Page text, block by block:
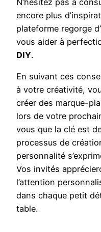
N’hésitez pas à
encore plus
plateforme regorge
vous aider à
DIY.
En suivant ces
à votre créativité,
créer des marque-
lors de votre
vous que la clé est
processus de
personnalité
Vos invités
l’attention
dans chaque petit
table.